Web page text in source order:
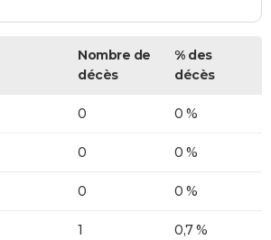
Nombre de
décès
% des
décès
0 0 %
0 0 %
0 0 %
1 0,7 %